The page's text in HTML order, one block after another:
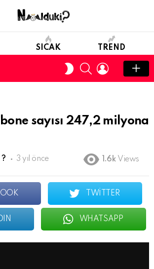
SICAK TREND
SWITCH
SKIN
SEARCHLOGIN
sayısı 247,2 milyona
? 3 yıl önce 1.6k Views
TWITTER
WHATSAPP